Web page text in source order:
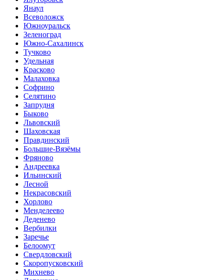
Янаул
Всеволожск
Южноуральск
Зеленоград
Южно-Сахалинск
Тучково
Удельная
Красково
Малаховка
Софрино
Селятино
Запрудня
Быково
Львовский
Шаховская
Правдинский
Большие-Вязёмы
Фряново
Андреевка
Ильинский
Лесной
Некрасовский
Хорлово
Менделеево
Деденево
Вербилки
Заречье
Белоомут
Свердловский
Скоропусковский
Михнево